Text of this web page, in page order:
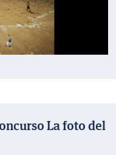
La foto del